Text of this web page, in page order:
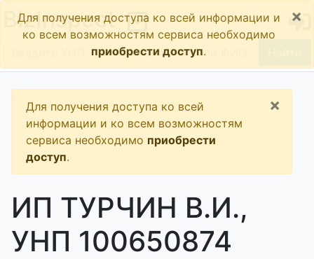
BizInspect
Для получения доступа ко всей информации и
ко всем возможностям сервиса необходимо
приобрести доступ.
×
Для получения доступа ко всей
информации и ко всем возможностям
сервиса необходимо приобрести
доступ.
×
ИП ТУРЧИН В.И.,
УНП 100650874